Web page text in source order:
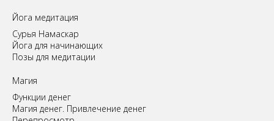
Йога медитация
Сурья Намаскар
Йога для начинающих
Позы для медитации
Магия
Функции денег
Магия денег. Привлечение денег